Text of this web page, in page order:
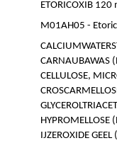
ETORICOXIB
M01AH05 -
CARNAUBAWAS
CELLULOSE,
HYPROMELLOSE
IJZEROXIDE